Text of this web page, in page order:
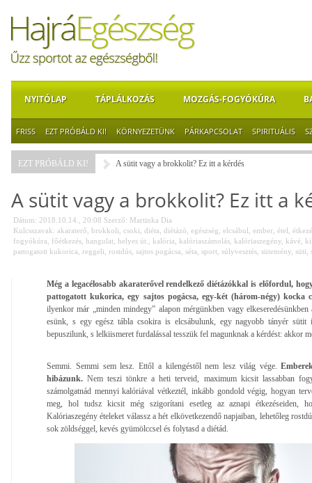
NYITÓLAP TÁPLÁLKOZÁS MOZGÁS-FOGYÓKÚRA
FRISS EZT PRÓBÁLD KI! KÖRNYEZETÜNK PÁRKAPCSOLAT SPIRITUÁLIS
EZT PRÓBÁLD KI! A sütit vagy a brokkolit? Ez itt a kérdés
A sütit vagy a brokkolit? Ez itt a
Dátum: 2018.10.14., 20:08 Szerző: Martinka Dia
Kulcsszavak: akaraterő brokkoli csoki diéta diétázó egészség elcsábul ember étel
fogyókúra
főétkezés hangulat helyes út. kalória kalóriaszámolás kalóriaszegény kávé
pattogatott kukorica reggeli rostdús sajtos pogácsa séta sport súlyvesztés sütemény süti
Még a legacélosabb akaraterővel rendelkező diétázókkal is előfordul,
pattogatott kukorica, egy sajtos pogácsa, egy-két (három-négy) kocka
ilyenkor már „minden mindegy” alapon mérgünkben vagy
esünk, s egy egész tábla csokira is elcsábulunk, egy nagyobb tányér sütit
bepuszilunk, s lelkiismeret furdalással tesszük fel magunknak a kérdést: akkor
Semmi. Semmi sem lesz. Ettől a kilengéstől nem lesz világ vége.
hibázunk. Nem teszi tönkre a heti terveid, maximum kicsit lassabban
számolgatnád mennyi kalóriával vétkeztél, inkább gondold végig, hogyan
meg, hol tudsz kicsit még szigorítani esetleg az aznapi étkezéseiden,
Kalóriaszegény ételeket válassz a hét elkövetkezendő napjaiban, lehetőleg
sok zöldséggel, kevés gyümölccsel és folytasd a diétád.